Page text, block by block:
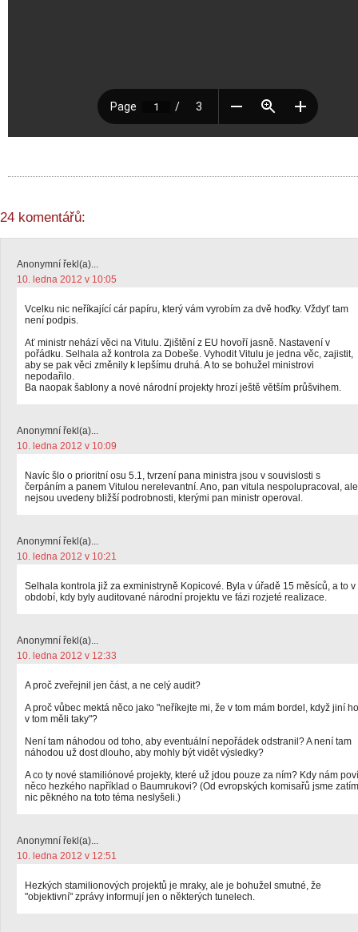
24 komentářů:
Anonymní řekl(a)...
10. ledna 2012 v 10:05
Vcelku nic neříkající cár papíru, který vám vyrobím za dvě hoďky. Vždyť tam
není podpis.
Ať ministr nehází věci na Vitulu. Zjištění z EU hovoří jasně. Nastavení v
pořádku. Selhala až kontrola za Dobeše. Vyhodit Vitulu je jedna věc, zajistit,
aby se pak věci změnily k lepšímu druhá. A to se bohužel ministrovi
nepodařilo.
Ba naopak šablony a nové národní projekty hrozí ještě větším průšvihem.
Anonymní řekl(a)...
10. ledna 2012 v 10:09
Navíc šlo o prioritní osu 5.1, tvrzení pana ministra jsou v souvislosti s
čerpáním a panem Vitulou nerelevantní. Ano, pan vitula nespolupracoval, ale
nejsou uvedeny bližší podrobnosti, kterými pan ministr operoval.
Anonymní řekl(a)...
10. ledna 2012 v 10:21
Selhala kontrola již za exministryně Kopicové. Byla v úřadě 15 měsíců, a to v
období, kdy byly auditované národní projektu ve fázi rozjeté realizace.
Anonymní řekl(a)...
10. ledna 2012 v 12:33
A proč zveřejnil jen část, a ne celý audit?
A proč vůbec mektá něco jako "neříkejte mi, že v tom mám bordel, když jiní ho
v tom měli taky"?
Není tam náhodou od toho, aby eventuální nepořádek odstranil? A není tam
náhodou už dost dlouho, aby mohly být vidět výsledky?
A co ty nové stamiliónové projekty, které už jdou pouze za ním? Kdy nám poví
něco hezkého například o Baumrukovi? (Od evropských komisařů jsme zatím
nic pěkného na toto téma neslyšeli.)
Anonymní řekl(a)...
10. ledna 2012 v 12:51
Hezkých stamilionových projektů je mraky, ale je bohužel smutné, že
"objektivní" zprávy informují jen o některých tunelech.